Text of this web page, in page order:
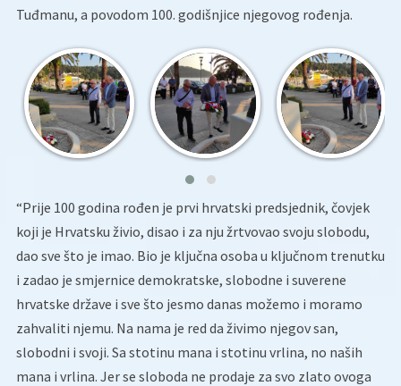
Tuđmanu, a povodom 100. godišnjice njegovog rođenja.
“Prije 100 godina rođen je prvi hrvatski predsjednik, čovjek
koji je Hrvatsku živio, disao i za nju žrtvovao svoju slobodu,
dao sve što je imao. Bio je ključna osoba u ključnom trenutku
i zadao je smjernice demokratske, slobodne i suverene
hrvatske države i sve što jesmo danas možemo i moramo
zahvaliti njemu. Na nama je red da živimo njegov san,
slobodni i svoji. Sa stotinu mana i stotinu vrlina, no naših
mana i vrlina. Jer se sloboda ne prodaje za svo zlato ovoga